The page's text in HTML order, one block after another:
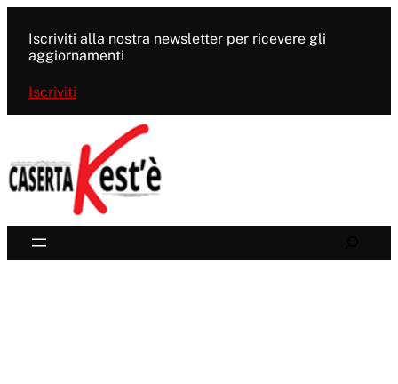
contenuto
Iscriviti alla nostra newsletter per ricevere gli
aggiornamenti
Iscriviti